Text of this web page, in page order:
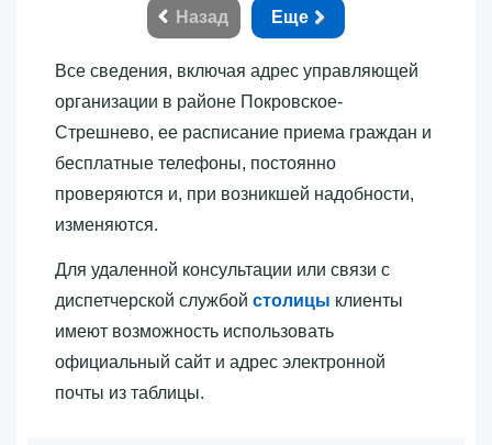
Назад Еще
Все сведения, включая адрес управляющей
организации в районе Покровское-
Стрешнево, ее расписание приема граждан и
бесплатные телефоны, постоянно
проверяются и, при возникшей надобности,
изменяются.
Для удаленной консультации или связи с
диспетчерской службой столицы клиенты
имеют возможность использовать
официальный сайт и адрес электронной
почты из таблицы.